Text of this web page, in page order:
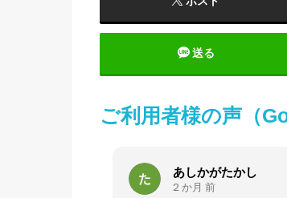
送る
ご利用者様の声（
あしかがたかし
2 か月 前